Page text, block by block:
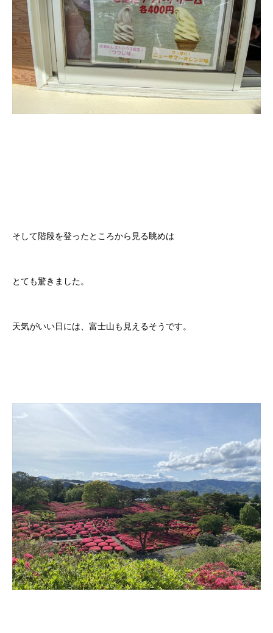
そして階段を登ったところから見る眺めは
とても驚きました。
天気がいい日には、富士山も見えるそうです。